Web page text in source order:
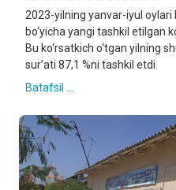
2023-yilning yanvar-iyul
bo‘yicha yangi tashkil etilgan
Bu ko‘rsatkich o‘tgan yilning
sur’ati 87,1 %ni tashkil etdi.
Batafsil ...